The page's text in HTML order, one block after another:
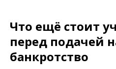
Что ещё стоит
перед подачей
банкротство